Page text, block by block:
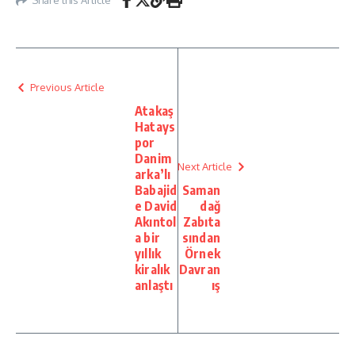
Previous Article
Atakaş
Hatays
por
Danim
arka’lı
Babajid
e David
Akıntol
a bir
yıllık
kiralık
anlaştı
Next Article
Saman
dağ
Zabıta
sından
Örnek
Davran
ış